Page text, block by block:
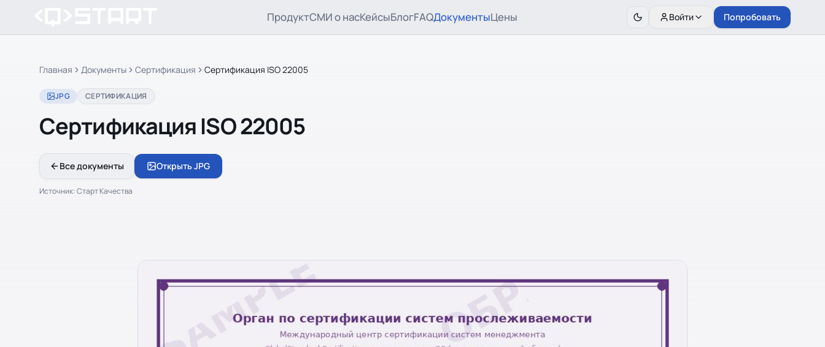
ПродуктСМИ о насКейсыБлогFAQДокументыЦены Войти Попробовать
Главная Документы Сертификация Сертификация ISO 22005
JPG СЕРТИФИКАЦИЯ
Сертификация ISO 22005
Все документы Открыть JPG
Источник:Старт Качества